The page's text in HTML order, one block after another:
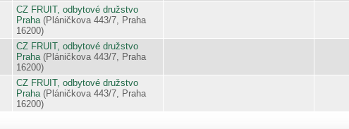
CZ FRUIT, odbytové družstvo
Praha (Pláničkova 443/7, Praha
16200)
CZ FRUIT, odbytové družstvo
Praha (Pláničkova 443/7, Praha
16200)
CZ FRUIT, odbytové družstvo
Praha (Pláničkova 443/7, Praha
16200)